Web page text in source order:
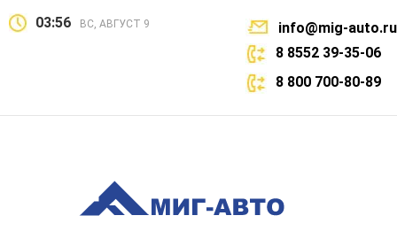
03:56 ВС, АВГУСТ 9
info@mig-auto.ru
8 8552 39-35-06
8 800 700-80-89